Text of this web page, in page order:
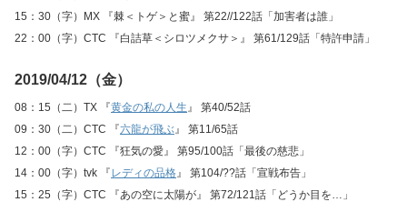
15：30（字）MX 『棘＜トゲ＞と蜜』 第22//122話「加害者は誰」
22：00（字）CTC 『白詰草＜シロツメクサ＞』 第61/129話「特許申請」
2019/04/12（金）
08：15（二）TX 『黄金の私の人生』 第40/52話
09：30（二）CTC 『六龍が飛ぶ』 第11/65話
12：00（字）CTC 『狂気の愛』 第95/100話「最後の慈悲」
14：00（字）tvk 『レディの品格』 第104/??話「宣戦布告」
15：25（字）CTC 『あの空に太陽が』 第72/121話「どうか目を…」